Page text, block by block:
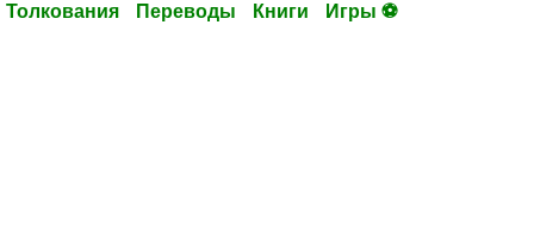
Толкования Переводы Книги Игры ⚽